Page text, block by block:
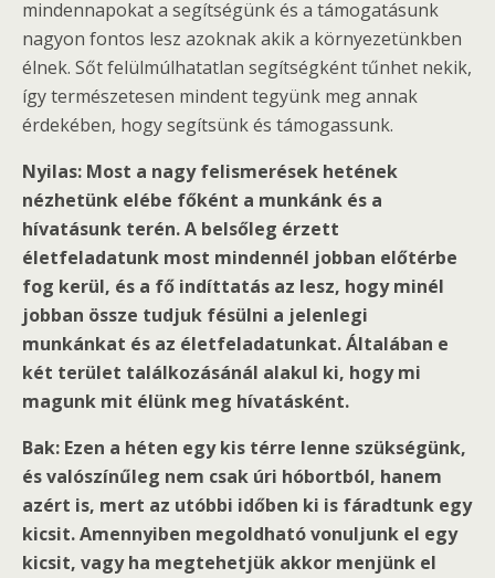
mindennapokat a segítségünk és a támogatásunk
nagyon fontos lesz azoknak akik a környezetünkben
élnek. Sőt felülmúlhatatlan segítségként tűnhet nekik,
így természetesen mindent tegyünk meg annak
érdekében, hogy segítsünk és támogassunk.
Nyilas: Most a nagy felismerések hetének
nézhetünk elébe főként a munkánk és a
hívatásunk terén. A belsőleg érzett
életfeladatunk most mindennél jobban előtérbe
fog kerül, és a fő indíttatás az lesz, hogy minél
jobban össze tudjuk fésülni a jelenlegi
munkánkat és az életfeladatunkat. Általában e
két terület találkozásánál alakul ki, hogy mi
magunk mit élünk meg hívatásként.
Bak: Ezen a héten egy kis térre lenne szükségünk,
és valószínűleg nem csak úri hóbortból, hanem
azért is, mert az utóbbi időben ki is fáradtunk egy
kicsit. Amennyiben megoldható vonuljunk el egy
kicsit, vagy ha megtehetjük akkor menjünk el